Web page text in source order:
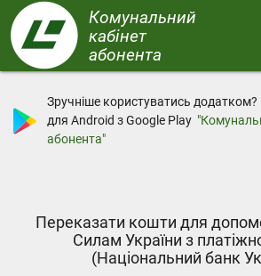
Перейти
до
основного
вмісту
Комунальний
кабінет
абонента
Зручніше користуватись додатком?
для Android з Google Play
абонента"
Переказати кошти для
Силам України з
(Національний банк